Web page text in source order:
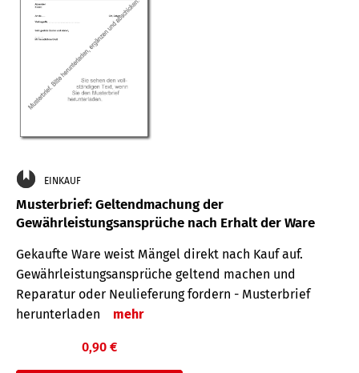
EINKAUF
Musterbrief: Geltendmachung der
Gewährleistungsansprüche nach Erhalt der Ware
Gekaufte Ware weist Mängel direkt nach Kauf auf.
Gewährleistungsansprüche geltend machen und
Reparatur oder Neulieferung fordern - Musterbrief
herunterladen
mehr
0,90 €